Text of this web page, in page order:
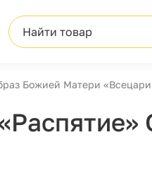
Найти товар
Божией Матери